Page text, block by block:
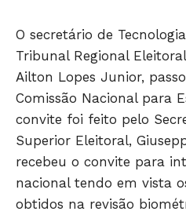
O secretário de
Tribunal Regional
Ailton Lopes Junior,
Comissão Nacional para
convite foi feito pelo
Superior Eleitoral,
recebeu o convite para
nacional tendo em vista
obtidos na revisão